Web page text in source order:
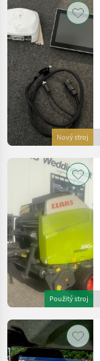
Nový stroj
Použitý stroj